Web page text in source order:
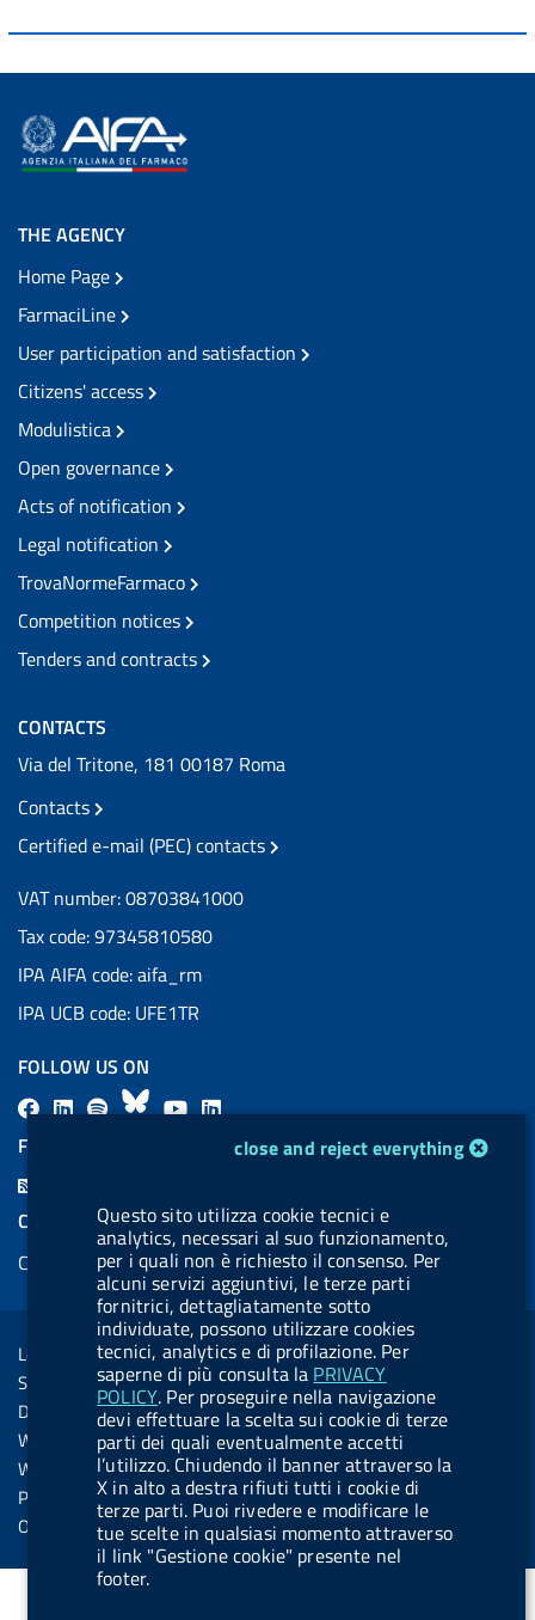
cookie management moduleclose and reject everything
Questo sito utilizza cookie tecnici e
analytics, necessari al suo funzionamento,
per i quali non è richiesto il consenso. Per
alcuni servizi aggiuntivi, le terze parti
fornitrici, dettagliatamente sotto
individuate, possono utilizzare cookies
tecnici, analytics e di profilazione. Per
saperne di più consulta la PRIVACY
POLICY. Per proseguire nella navigazione
devi effettuare la scelta sui cookie di terze
parti dei quali eventualmente accetti
l’utilizzo. Chiudendo il banner attraverso la
X in alto a destra rifiuti tutti i cookie di
terze parti. Puoi rivedere e modificare le
tue scelte in qualsiasi momento attraverso
il link "Gestione cookie" presente nel
footer.
THE AGENCY
Home Page
FarmaciLine
User participation and satisfaction
Citizens' access
Modulistica
Open governance
Acts of notification
Legal notification
TrovaNormeFarmaco
Competition notices
Tenders and contracts
CONTACTS
Via del Tritone, 181 00187 Roma
Contacts
Certified e-mail (PEC) contacts
VAT number: 08703841000
Tax code: 97345810580
IPA AIFA code: aifa_rm
IPA UCB code: UFE1TR
FOLLOW US ON
F
L
l
.
b
u
t
t
o
n
.
s
p
o
B
s
k
y
Y
u
b
e
k
e
d
i
n
FEED RSS
COOKIES
Cookie management
Sezione Link Utili
Legal notice
Social Media Policy
Dichiarazione di accessibilità
Web accessibility
Website statistics
Privacy
Online services